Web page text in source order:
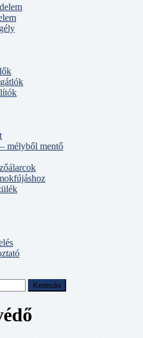
mélyből mentő